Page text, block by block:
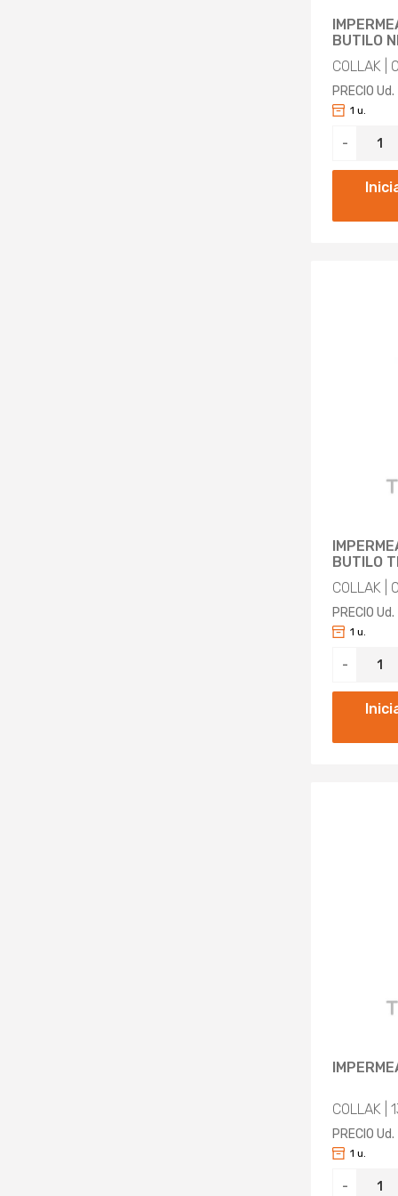
BUTILO
COLLAK |
PRECIO Ud.
-
1 u.
BUTILO
COLLAK |
PRECIO Ud.
-
1 u.
COLLAK |
PRECIO Ud.
-
1 u.